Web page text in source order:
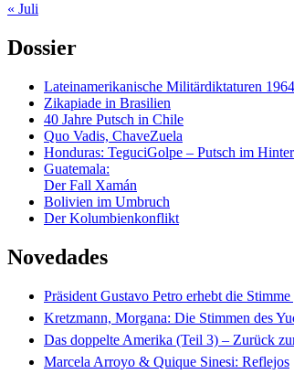
« Juli
Dossier
Lateinamerikanische Militärdiktaturen
Zikapiade in Brasilien
40 Jahre Putsch in Chile
Quo Vadis, ChaveZuela
Honduras: TeguciGolpe – Putsch im
Guatemala:
Der Fall Xamán
Bolivien im Umbruch
Der Kolumbienkonflikt
Novedades
Präsident Gustavo Petro erhebt die
Kretzmann, Morgana: Die Stimmen des
Das doppelte Amerika (Teil 3) – Zurück
Marcela Arroyo & Quique Sinesi: Reflejos